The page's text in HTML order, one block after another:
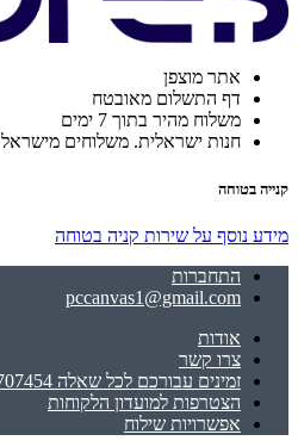
אתר מוצפן
דף התשלום מאובטח
משלוח מהיר בתוך 7 ימים
חנות ישראלית. משלוחים מישראל
קנייה בטוחה
מידע נוסף על שירות קניה בטוחה
התחברות
pccanvas1@gmail.com
אודות
צרו קשר
זמינים עבורכם לכל שאלה 03-5707454
הצטרפות למועדון הלקוחות
אפשרויות שילוח